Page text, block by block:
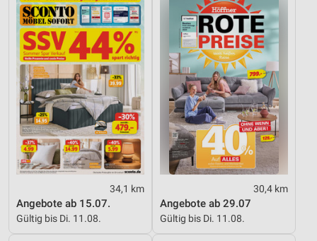
34,1 km
Angebote ab 15.07.
Gültig bis Di. 11.08.
30,4 km
Angebote ab 29.07
Gültig bis Di. 11.08.